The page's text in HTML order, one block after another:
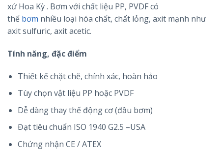
xứ Hoa Kỳ . Bơm với chất liệu PP, PVDF có
thể bơm nhiều loại hóa chất, chất lỏng, axit mạnh như
axit sulfuric, axit acetic.
Tính năng, đặc điểm
Thiết kế chặt chẽ, chính xác, hoàn hảo
Tùy chọn vật liệu PP hoặc PVDF
Dễ dàng thay thế động cơ (đầu bơm)
Đạt tiêu chuẩn ISO 1940 G2.5 –USA
Chứng nhận CE / ATEX